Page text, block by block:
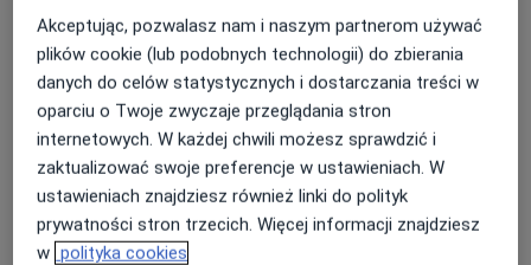
Moi klienci (opierając się na ich opinii) cenią atmosferę,
którą tworzę podczas sesji, poczucie bezpieczeństwa,
czasem również poczucie humoru :).
Myślę, że warto podkreślić również jakie są moje
ograniczenia - jestem seksuologiem, ale moim
podstawowym wykształceniem jest psychologia, a nie
medycyna, dlatego też nie mam uprawnień do
wystawiania recept. Jeśli właśnie takie wsparcie jest
Dostępność
W tym gabinecie nie można umawiać wizyt przez
internet
Co mam zrobić w tej sytuacji?
Akceptując, pozwalasz nam i naszym partnerom używać
plików cookie (lub podobnych technologii) do zbierania
danych do celów statystycznych i dostarczania treści w
oparciu o Twoje zwyczaje przeglądania stron
internetowych. W każdej chwili możesz sprawdzić i
zaktualizować swoje preferencje w ustawieniach. W
ustawieniach znajdziesz również linki do polityk
prywatności stron trzecich. Więcej informacji znajdziesz
w polityka cookies